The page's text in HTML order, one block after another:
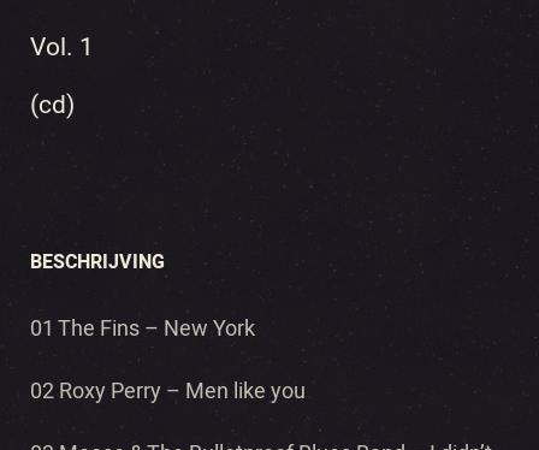
Vol. 1
(cd)
BESCHRIJVING
01 The Fins – New York
02 Roxy Perry – Men like you